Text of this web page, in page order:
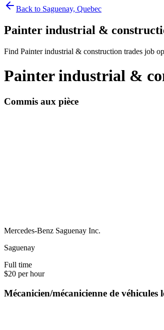
Back to Saguenay, Quebec
Painter industrial &
Find Painter industrial & construction trades job
Painter industrial &
Commis aux pièce
Mercedes-Benz Saguenay Inc.
Saguenay
Full time
$20 per hour
Mécanicien/mécanicienne de